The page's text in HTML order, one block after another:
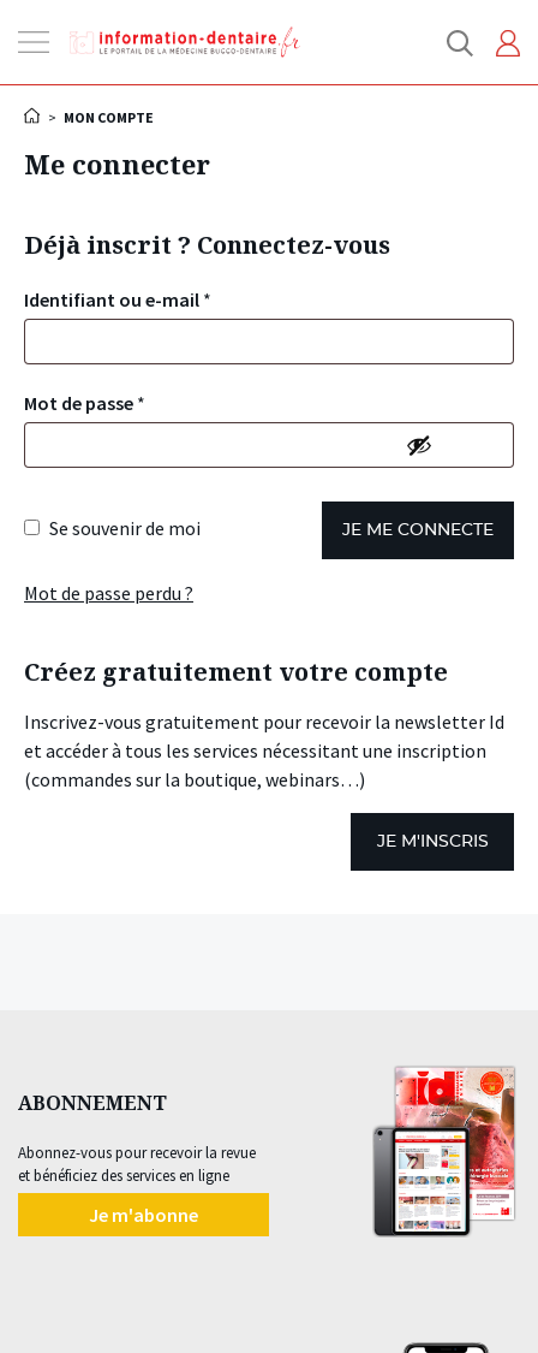
la
> MON COMPTE
Me connecter
Déjà inscrit ? Connectez-vous
Identifiant ou e-mail *
Mot de passe *
Se souvenir de moi JE ME CONNECTE
Mot de passe perdu ?
Créez gratuitement votre compte
Inscrivez-vous gratuitement pour recevoir la newsletter Id
et accéder à tous les services nécessitant une inscription
(commandes sur la boutique, webinars…)
JE M'INSCRIS
ABONNEMENT
Abonnez-vous pour recevoir la revue
et bénéficiez des services en ligne
Je m'abonne